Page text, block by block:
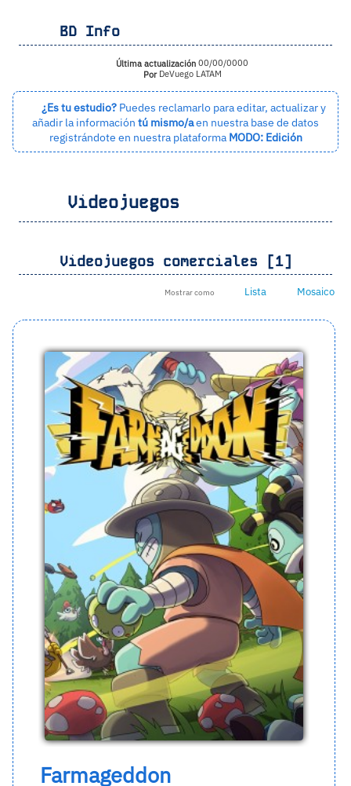
BD Info
Última actualización 00/00/0000
PorDeVuego LATAM
¿Es tu estudio? Puedes reclamarlo para editar, actualizar y
añadir la información tú mismo/aen nuestra base de datos
registrándote en nuestra plataforma MODO: Edición
Videojuegos
Videojuegos comerciales [1]
Mostrar como Lista Mosaico
Farmageddon